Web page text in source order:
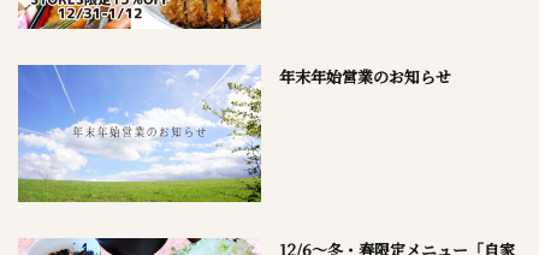
年末年始営業のお知らせ
12/6～冬・春限定メニュー「自家